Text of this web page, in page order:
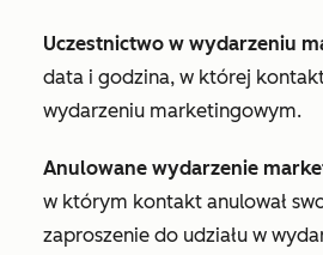
Uczestnictwo w wydarzeniu
data i godzina, w której
wydarzeniu marketingowym.
Anulowane wydarzenie
w którym kontakt anulował
zaproszenie do udziału w